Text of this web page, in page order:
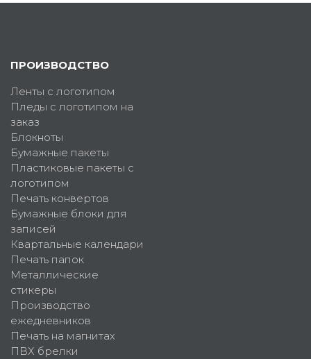
ПРОИЗВОДСТВО
Ленты с логотипом
Пледы с логотипом на
заказ
Блокноты
Бумажные пакеты
Пластиковые пакеты с
логотипом
Печать конвертов
Бумажные блоки для
записей
Квартальные календари
Печать папок
Металлические
стикеры
Производство
ежедневников
Печать на магнитах
ПВХ брелки